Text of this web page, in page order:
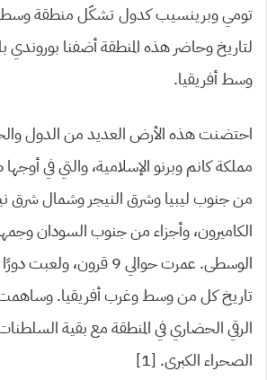
تومي وبرينسيب كدول تشكّل منطقة وسط
لتاريخ وحاضر هذه المنطقة أضفنا بوروندي
وسط أفريقيا.
احتضنت هذه الأرض العديد من الدول
مملكة كانم وبرنو الإسلامية، والتي في
من جنوب ليبيا وشرق النيجر وشمال شرق
الكاميرون، وأجزاء من جنوب السودان
الوسطى. عمرت حوالي 9 قرون،
تاريخ كل من وسط وغرب أفريقيا.
الرقي الحضاري في المنطقة مع بقية
الصحراء الكبرى. [1]